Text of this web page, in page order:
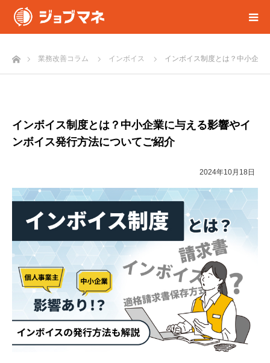
ホーム業務改善コラム インボイス インボイス制度とは？中小企業
インボイス制度とは？中小企業に与える影響やイ
ンボイス発行方法についてご紹介
2024年10月18日